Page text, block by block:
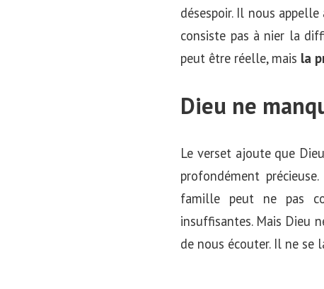
désespoir. Il nous
consiste pas à nier la
peut être réelle, mais la
Dieu ne
Le verset ajoute que
profondément
famille peut ne pas
insuffisantes. Mais Dieu
de nous écouter. Il ne se